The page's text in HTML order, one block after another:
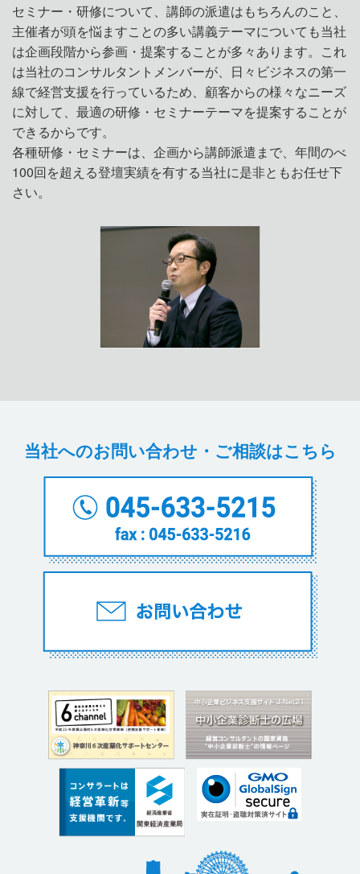
セミナー・研修について、講師の派遣はもちろんのこと、
主催者が頭を悩ますことの多い講義テーマについても当社
は企画段階から参画・提案することが多々あります。これ
は当社のコンサルタントメンバーが、日々ビジネスの第一
線で経営支援を行っているため、顧客からの様々なニーズ
に対して、最適の研修・セミナーテーマを提案することが
できるからです。
各種研修・セミナーは、企画から講師派遣まで、年間のべ
100回を超える登壇実績を有する当社に是非ともお任せ下
さい。
当社へのお問い合わせ・ご相談はこちら